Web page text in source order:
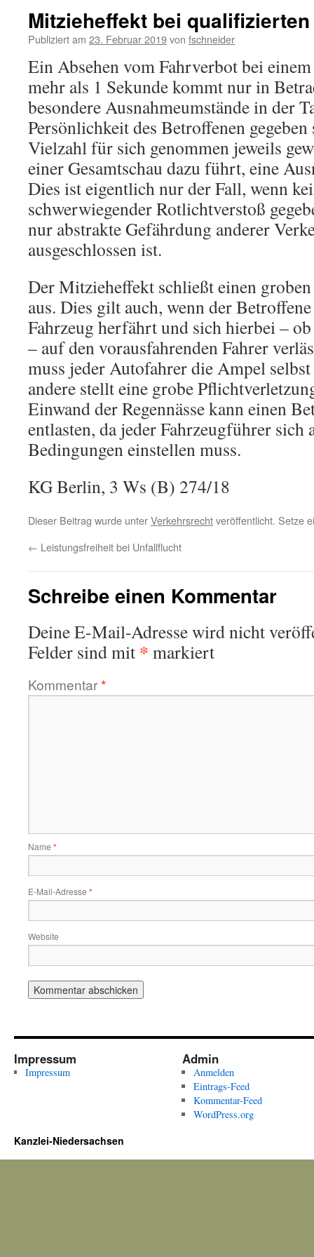
Mitzieheffekt bei
Publiziert am 23. Februar 2019von fschneider
Ein Absehen vom Fahrverbot bei
mehr als 1 Sekunde kommt nur in
besondere Ausnahmeumstände in der
Persönlichkeit des Betroffenen
Vielzahl für sich genommen jeweils
einer Gesamtschau dazu führt, eine
Dies ist eigentlich nur der Fall, wenn
schwerwiegender Rotlichtverstoß
nur abstrakte Gefährdung anderer
ausgeschlossen ist.
Der Mitzieheffekt schließt einen
aus. Dies gilt auch, wenn der
Fahrzeug herfährt und sich hierbei –
– auf den vorausfahrenden Fahrer
muss jeder Autofahrer die Ampel
andere stellt eine grobe
Einwand der Regennässe kann einen
entlasten, da jeder Fahrzeugführer sich
Bedingungen einstellen muss.
KG Berlin, 3 Ws (B) 274/18
Dieser Beitrag wurde unterVerkehrsrechtveröffentlicht. Setze
← Leistungsfreiheit bei Unfallflucht
Schreibe einen Kommentar
Deine E-Mail-Adresse wird nicht
Felder sind mit * markiert
Kommentar*
Name *
E-Mail-Adresse *
Website
Impressum
Impressum
Admin
Anmelden
Eintrags-Feed
Kommentar-Feed
WordPress.org
Kanzlei-Niedersachsen